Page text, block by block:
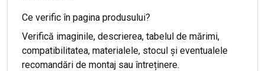
Ce verific în pagina produsului?
Verifică imaginile, descrierea, tabelul de mărimi,
compatibilitatea, materialele, stocul și eventualele
recomandări de montaj sau întreținere.